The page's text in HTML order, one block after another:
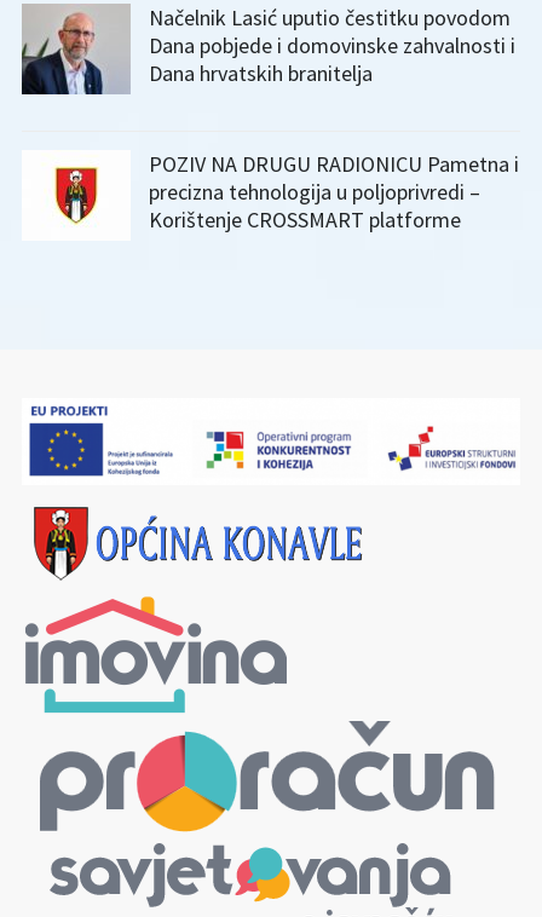
Načelnik Lasić uputio čestitku povodom
Dana pobjede i domovinske zahvalnosti i
Dana hrvatskih branitelja
POZIV NA DRUGU RADIONICU Pametna i
precizna tehnologija u poljoprivredi –
Korištenje CROSSMART platforme